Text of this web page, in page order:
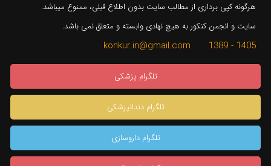
هرگونه کپی برداری از مطالب سایت بدون اطلاع قبلی، ممنوع میباشد.
سایت و انجمن کنکور به هیچ نهادی وابسته و متعلق نمی باشد.
1405 - 1389 konkur.in@gmail.com
تلگرام پزشکی
تلگرام دندانپزشکی
تلگرام داروسازی